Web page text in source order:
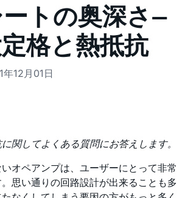
トの奥深さ—
格と熱抵抗
年12月01日
関してよくある質問にお答えします。
オペアンプは、ユーザーにとって非常
思い通りの回路設計が出来ることも多